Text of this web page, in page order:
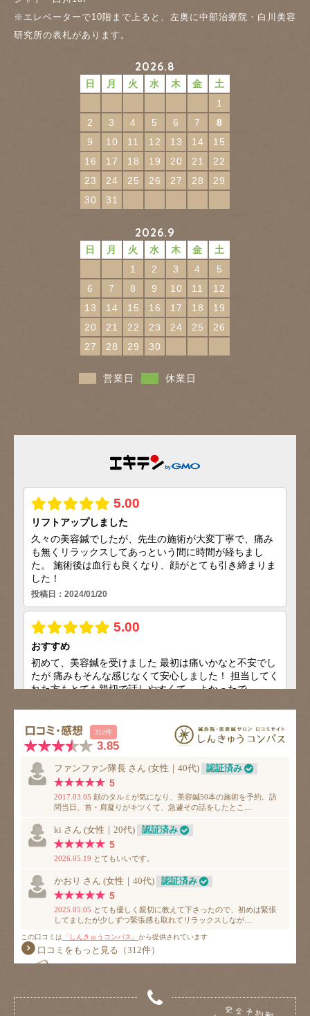
※エレベーターで10階まで上ると、左奥に中部治療院・白川美容
研究所の表札があります。
2026.8
日 月 火 水 木 金
土
1
2
3 4 5 6 7
8
9
10 11 12 13 14
15
16
17 18 19 20 21
22
23
24 25 26 27 28
29
30
31
2026.9
日 月 火 水 木 金
土
1
2 3 4
5
6
7 8 9 10 11
12
13
14 15 16 17 18
19
20
21 22 23 24 25
26
27
28 29 30
営業日 休業日